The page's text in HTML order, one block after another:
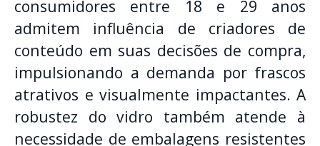
consumidores entre 18 e 29 anos
admitem influência de criadores de
conteúdo em suas decisões de compra,
impulsionando a demanda por frascos
atrativos e visualmente impactantes. A
robustez do vidro também atende à
necessidade de embalagens resistentes